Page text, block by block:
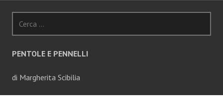
per:
PENTOLE E PENNELLI
di Margherita Scibilia